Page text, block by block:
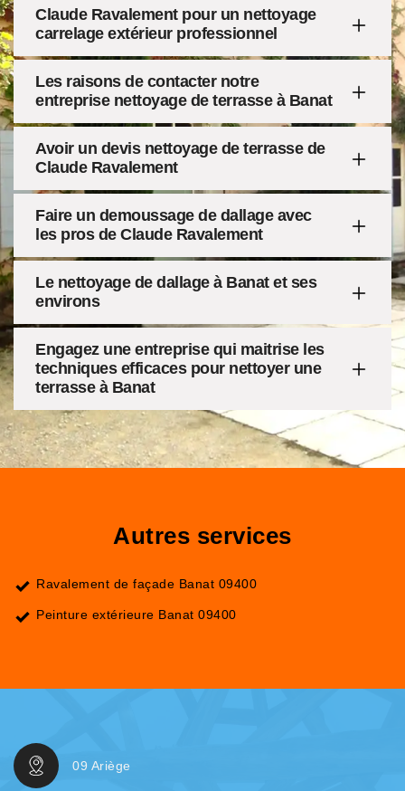
Claude Ravalement pour un nettoyage
carrelage extérieur professionnel
Les raisons de contacter notre
entreprise nettoyage de terrasse à Banat
Avoir un devis nettoyage de terrasse de
Claude Ravalement
Faire un demoussage de dallage avec
les pros de Claude Ravalement
Le nettoyage de dallage à Banat et ses
environs
Engagez une entreprise qui maitrise les
techniques efficaces pour nettoyer une
terrasse à Banat
Autres services
Ravalement de façade Banat 09400
Peinture extérieure Banat 09400
09 Ariège